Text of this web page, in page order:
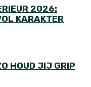
2026:
KARAKTER
HOUD JIJ GRIP